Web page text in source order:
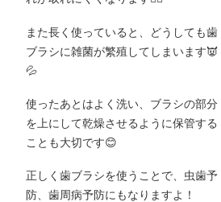
また長く使っていると、どうしても歯
ブラシに雑菌が繁殖してしまいます👿
💦
使ったあとはよく洗い、ブラシの部分
を上にして乾燥させるように保管する
ことも大切です😊
正しく歯ブラシを使うことで、虫歯予
防、歯周病予防にもなりますよ！